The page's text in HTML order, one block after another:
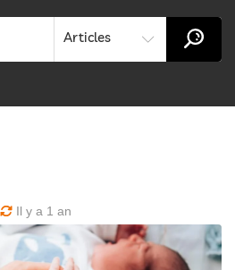
Articles
Il y a 1 an